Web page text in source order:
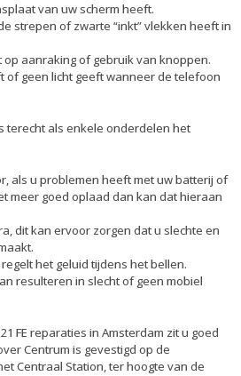
van uw scherm heeft.
strepen of zwarte “inkt” vlekken heeft in
aanraking of gebruik van knoppen.
of geen licht geeft wanneer de telefoon
terecht als enkele onderdelen het
als u problemen heeft met uw batterij of
meer goed oplaad dan kan dat hieraan
dit kan ervoor zorgen dat u slechte en
het geluid tijdens het bellen.
resulteren in slecht of geen mobiel
FE reparaties in Amsterdam zit u goed
Centrum is gevestigd op de
Centraal Station, ter hoogte van de